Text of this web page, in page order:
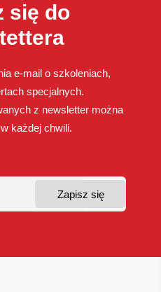
się do
e-mail o szkoleniach,
specjalnych.
z newsletter można
każdej chwili.